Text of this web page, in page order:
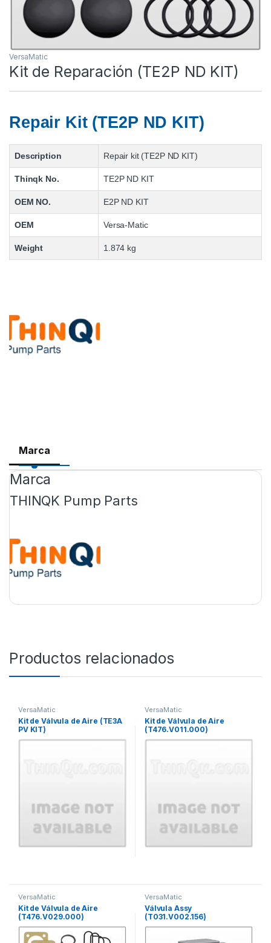
VersaMatic
Kit de Reparación (TE2P ND KIT)
Repair Kit (TE2P ND KIT)
Description Repair kit (TE2P ND KIT)
Thinqk No. TE2P ND KIT
OEM NO. E2P ND KIT
OEM Versa-Matic
Weight 1.874 kg
Marca
Marca
THINQK Pump Parts
Productos relacionados
VersaMatic
Kit de Válvula de Aire (TE3A
PV KIT)
VersaMatic
Kit de Válvula de Aire
(T476.V011.000)
VersaMatic
Kit de Válvula de Aire
(T476.V029.000)
VersaMatic
Válvula Assy
(T031.V002.156)